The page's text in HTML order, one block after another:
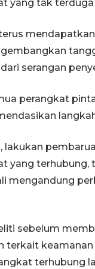
yang tak
serangan
perangkat
lakukan
yang terhubung,
mengandung
sebelum
terkait
terhubung